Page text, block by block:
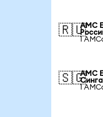
🇷🇺AMC
1
🇸🇬AMC
1